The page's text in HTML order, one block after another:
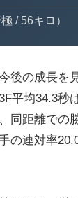
/ 56キロ）
後の成長を
平均34.3秒
同距離での
の連対率